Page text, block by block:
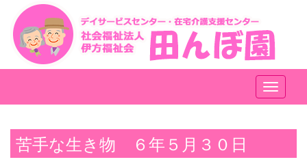
メ
ニ
ー
苦手な生き物 ６年５月３０日